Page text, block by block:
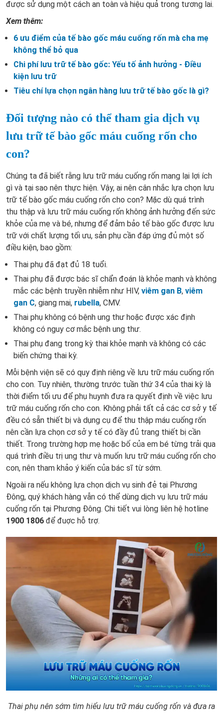
được sử dụng một cách an toàn và hiệu quả trong tương lai.
Xem thêm:
6 ưu điểm của tế bào gốc máu cuống rốn mà cha mẹ
không thể bỏ qua
Chi phí lưu trữ tế bào gốc: Yếu tố ảnh hưởng - Điều
kiện lưu trữ
Tiêu chí lựa chọn ngân hàng lưu trữ tế bào gốc là gì?
Đối tượng nào có thể tham gia dịch vụ
lưu trữ tế bào gốc máu cuống rốn cho
con?
Chúng ta đã biết rằng lưu trữ máu cuống rốn mang lại lợi ích
gì và tại sao nên thực hiện. Vậy, ai nên cân nhắc lựa chọn lưu
trữ tế bào gốc máu cuống rốn cho con? Mặc dù quá trình
thu thập và lưu trữ máu cuống rốn không ảnh hưởng đến sức
khỏe của mẹ và bé, nhưng để đảm bảo tế bào gốc được lưu
trữ với chất lượng tối ưu, sản phụ cần đáp ứng đủ một số
điều kiện, bao gồm:
Thai phụ đã đạt đủ 18 tuổi.
Thai phụ đã được bác sĩ chẩn đoán là khỏe mạnh và không
mắc các bệnh truyền nhiễm như HIV, viêm gan B, viêm
gan C, giang mai, rubella, CMV.
Thai phụ không có bệnh ung thư hoặc được xác định
không có nguy cơ mắc bệnh ung thư.
Thai phụ đang trong kỳ thai khỏe mạnh và không có các
biến chứng thai kỳ.
Mỗi bệnh viện sẽ có quy định riêng về lưu trữ máu cuống rốn
cho con. Tuy nhiên, thường trước tuần thứ 34 của thai kỳ là
thời điểm tối ưu để phụ huynh đưa ra quyết định về việc lưu
trữ máu cuống rốn cho con. Không phải tất cả các cơ sở y tế
đều có sẵn thiết bị và dụng cụ để thu thập máu cuống rốn
nên cần lựa chọn cơ sở y tế có đầy đủ trang thiết bị cần
thiết. Trong trường hợp mẹ hoặc bố của em bé từng trải qua
quá trình điều trị ung thư và muốn lưu trữ máu cuống rốn cho
con, nên tham khảo ý kiến của bác sĩ từ sớm.
Ngoài ra nếu không lựa chọn dịch vụ sinh đẻ tại Phương
Đông, quý khách hàng vẫn có thể dùng dịch vụ lưu trữ máu
cuống rốn tại Phương Đông. Chi tiết vui lòng liên hệ hotline
1900 1806 để đuợc hỗ trợ.
Thai phụ nên sớm tìm hiểu lưu trữ máu cuống rốn và đưa ra